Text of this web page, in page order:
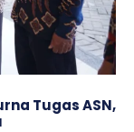
Tugas ASN,